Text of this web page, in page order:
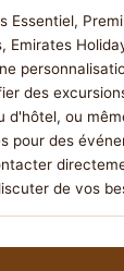
Essentiel,
Emirates
des
d'hôtel, ou
pour des
de vos